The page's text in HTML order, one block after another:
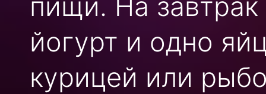
йогурт и одно
курицей или